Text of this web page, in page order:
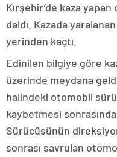
Kırşehir’de kaza
daldı. Kazada
yerinden kaçtı.
Edinilen bilgiye göre
üzerinde meydana
halindeki otomobil
kaybetmesi
Sürücüsünün
sonrası savrulan